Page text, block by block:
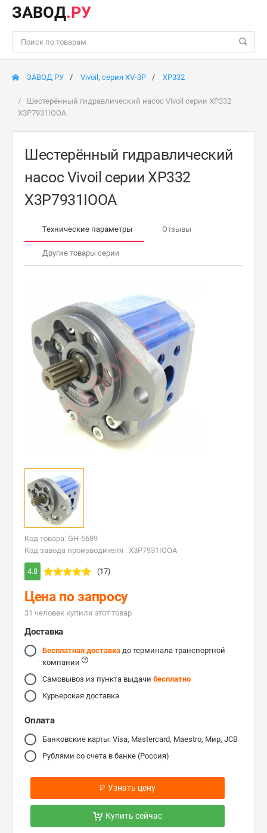
ЗАВОД.РУ
ЗАВОД РУ Vivoil, серия XV-3P XP332
Шестерённый гидравлический насос Vivoil серии XP332
X3P7931IOOA
Шестерённый гидравлический
насос Vivoil серии XP332
X3P7931IOOA
Технические параметры Отзывы
Другие товары серии
Код товара: GH-6689
Код завода производителя : X3P7931IOOA
4.8 (17)
Цена по запросу
31 человек купили этот товар
Доставка
Бесплатная доставка до терминала транспортной
компании
Самовывоз из пункта выдачи бесплатно
Курьерская доставка
Оплата
Банковские карты: Visa, Mastercard, Maestro, Мир, JCB
Рублями со счета в банке (Россия)
₽ Узнать цену
Купить сейчас